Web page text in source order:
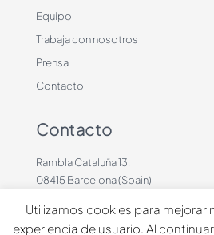
Equipo
Trabaja con nosotros
Prensa
Contacto
Contacto
Rambla Cataluña 13,
08415 Barcelona (Spain)
contacto@dinbeat.com
Utilizamos cookies para mejorar
experiencia de usuario. Al